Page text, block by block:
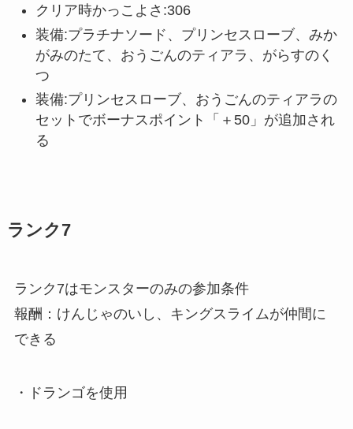
クリア時かっこよさ:306
装備:プラチナソード、プリンセスローブ、みか
がみのたて、おうごんのティアラ、がらすのく
つ
装備:プリンセスローブ、おうごんのティアラの
セットでボーナスポイント「＋50」が追加され
る
ランク7
ランク7はモンスターのみの参加条件
報酬：けんじゃのいし、キングスライムが仲間に
できる
・ドランゴを使用